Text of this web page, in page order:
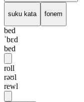
suku kata fonem
bed
ˈbɛd
bed
roll
rəʊl
rewl